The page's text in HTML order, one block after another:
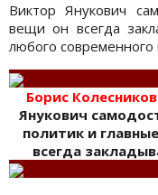
Виктор Янукович
вещи он всегда
любого современного
Борис
Янукович
политик и
всегда